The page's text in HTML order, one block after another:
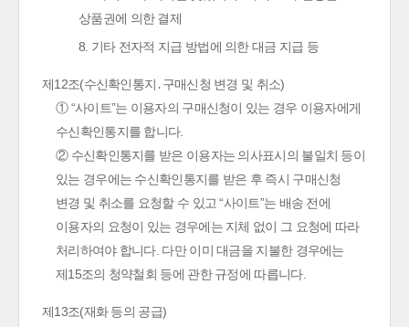
상품권에 의한 결제
8. 기타 전자적 지급 방법에 의한 대금 지급 등
제12조(수신확인통지․구매신청 변경 및 취소)
① “사이트”는 이용자의 구매신청이 있는 경우 이용자에게
수신확인통지를 합니다.
② 수신확인통지를 받은 이용자는 의사표시의 불일치 등이
있는 경우에는 수신확인통지를 받은 후 즉시 구매신청
변경 및 취소를 요청할 수 있고 “사이트”는 배송 전에
이용자의 요청이 있는 경우에는 지체 없이 그 요청에 따라
처리하여야 합니다. 다만 이미 대금을 지불한 경우에는
제15조의 청약철회 등에 관한 규정에 따릅니다.
제13조(재화 등의 공급)